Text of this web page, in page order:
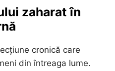
zaharat în
cronică care
din întreaga lume.